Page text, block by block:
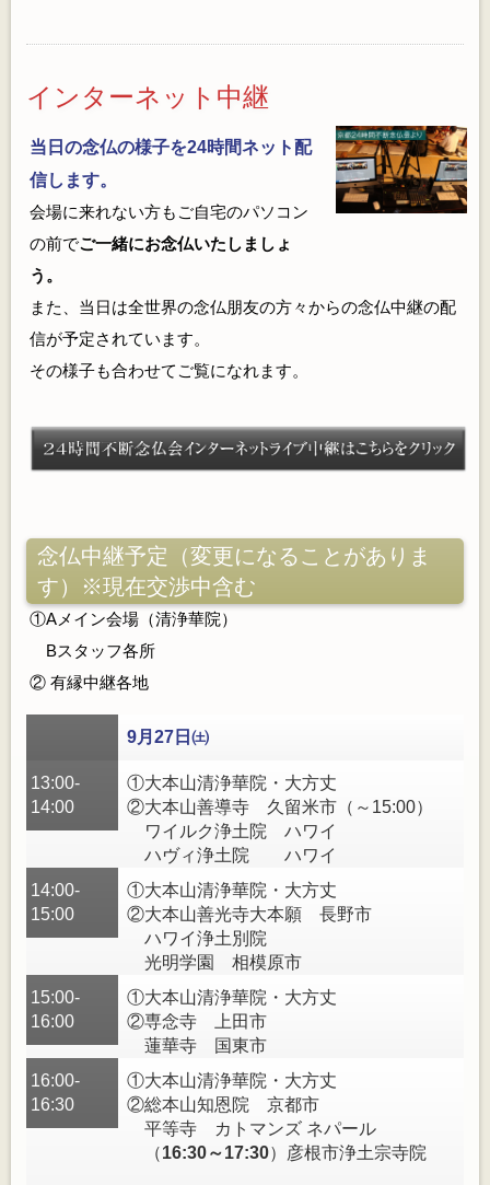
インターネット中継
当日の念仏の様子を24時間ネット配
信します。
会場に来れない方もご自宅のパソコン
の前でご一緒にお念仏いたしましょ
う。
また、当日は全世界の念仏朋友の方々からの念仏中継の配
信が予定されています。
その様子も合わせてご覧になれます。
念仏中継予定（変更になることがありま
す）※現在交渉中含む
①Aメイン会場（清浄華院）
Bスタッフ各所
② 有縁中継各地
9月27日㈯
13:00-
14:00
①大本山清浄華院・大方丈
②大本山善導寺 久留米市（～15:00）
ワイルク浄土院 ハワイ
ハヴィ浄土院 ハワイ
14:00-
15:00
①大本山清浄華院・大方丈
②大本山善光寺大本願 長野市
ハワイ浄土別院
光明学園 相模原市
15:00-
16:00
①大本山清浄華院・大方丈
②専念寺 上田市
蓮華寺 国東市
16:00-
16:30
①大本山清浄華院・大方丈
②総本山知恩院 京都市
平等寺 カトマンズ ネパール
（16:30～17:30）彦根市浄土宗寺院